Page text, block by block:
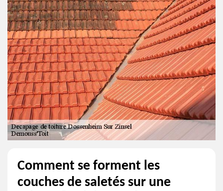
Comment se forment les
couches de saletés sur une